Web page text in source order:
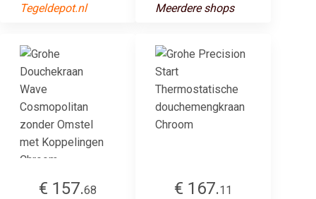
Tegeldepot.nl
Meerdere shops
€ 157.68
€ 167.11